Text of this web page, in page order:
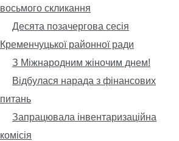
восьмого скликання
Десята позачергова сесія
Кременчуцької районної ради
З Міжнародним жіночим днем!
Відбулася нарада з фінансових
питань
Запрацювала інвентаризаційна
комісія